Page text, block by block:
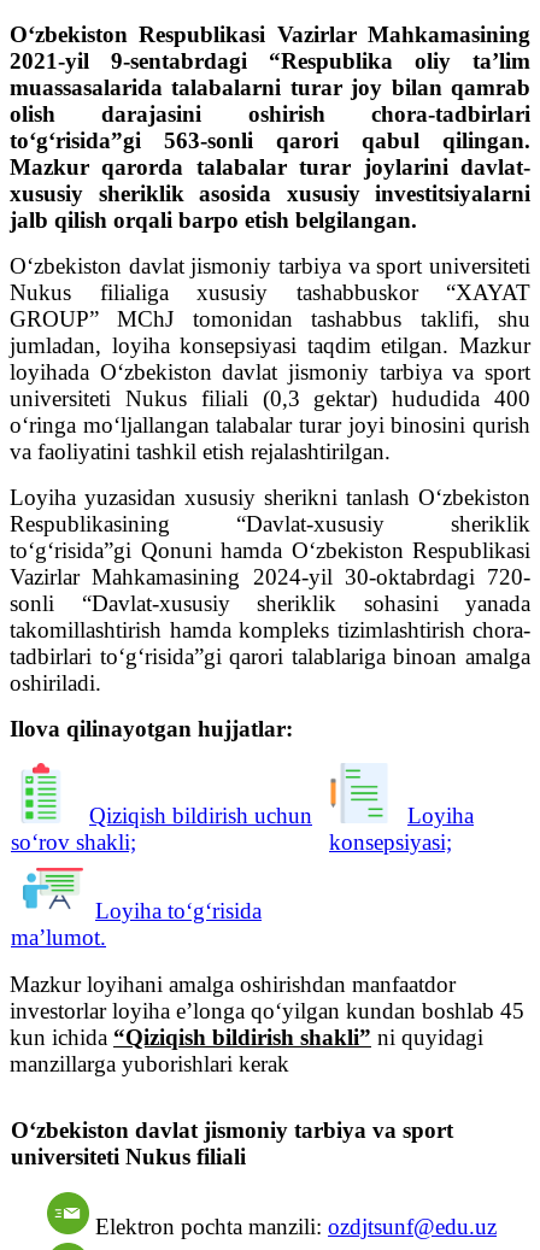
O‘zbekiston Respublikasi Vazirlar Mahkamasining
2021-yil 9-sentabrdagi “Respublika oliy taʼlim
muassasalarida talabalarni turar joy bilan qamrab
olish darajasini oshirish chora-tadbirlari
toʻgʻrisida”gi 563-sonli qarori qabul qilingan.
Mazkur qarorda talabalar turar joylarini davlat-
xususiy sheriklik asosida xususiy investitsiyalarni
jalb qilish orqali barpo etish belgilangan.
O‘zbekiston davlat jismoniy tarbiya va sport universiteti
Nukus filialiga xususiy tashabbuskor “XAYAT
GROUP” MChJ tomonidan tashabbus taklifi, shu
jumladan, loyiha konsepsiyasi taqdim etilgan. Mazkur
loyihada O‘zbekiston davlat jismoniy tarbiya va sport
universiteti Nukus filiali (0,3 gektar) hududida 400
oʻringa moʻljallangan talabalar turar joyi binosini qurish
va faoliyatini tashkil etish rejalashtirilgan.
Loyiha yuzasidan xususiy sherikni tanlash Oʻzbekiston
Respublikasining “Davlat-xususiy sheriklik
toʻgʻrisida”gi Qonuni hamda Oʻzbekiston Respublikasi
Vazirlar Mahkamasining 2024-yil 30-oktabrdagi 720-
sonli “Davlat-xususiy sheriklik sohasini yanada
takomillashtirish hamda kompleks tizimlashtirish chora-
tadbirlari toʻgʻrisida”gi qarori talablariga binoan amalga
oshiriladi.
Ilova qilinayotgan hujjatlar:
Qiziqish bildirish uchun
soʻrov shakli;
Loyiha
konsepsiyasi;
Loyiha to‘g‘risida
ma’lumot.
Mazkur loyihani amalga oshirishdan manfaatdor
investorlar loyiha e’longa qo‘yilgan kundan boshlab 45
kun ichida “Qiziqish bildirish shakli” ni quyidagi
manzillarga yuborishlari kerak
O‘zbekiston davlat jismoniy tarbiya va sport
universiteti Nukus filiali
Elektron pochta manzili: ozdjtsunf@edu.uz